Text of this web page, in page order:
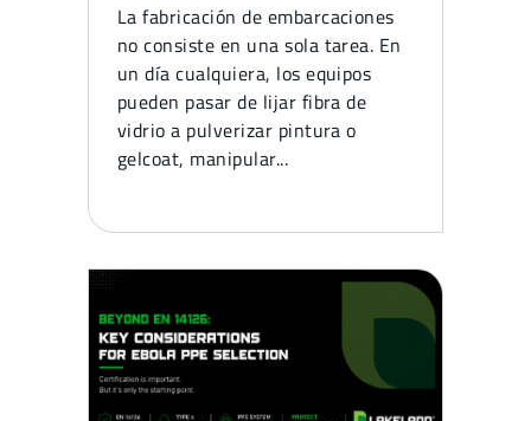
La fabricación de embarcaciones
no consiste en una sola tarea. En
un día cualquiera, los equipos
pueden pasar de lijar fibra de
vidrio a pulverizar pintura o
gelcoat, manipular...